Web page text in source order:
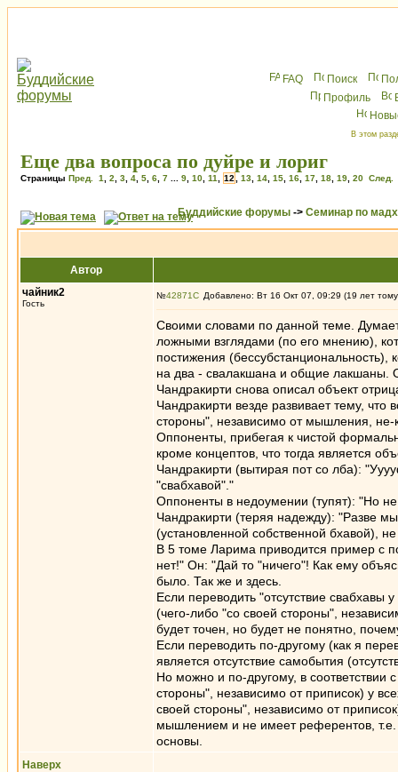
FAQ Поиск
Профиль
В этом
Еще два вопроса по дуйре и лориг
Страницы Пред. 1 2 3 4 5 6 7 9 10 11 12 13 14 15 16 17 18 19 20 След.
Буддийские форумы -> Семинар по
Автор
чайник2
Гость
№42871 Добавлено: Вт 16 Окт 07, 09:29 (19 лет
Своими словами по данной теме.
ложными взглядами (по его мнению),
постижения (бессубстанциональность),
на два - свалакшана и общие лакшаны.
Чандракирти снова описал объект
Чандракирти везде развивает тему,
стороны", независимо от мышления,
Оппоненты, прибегая к чистой
кроме концептов, что тогда является
Чандракирти (вытирая пот со лба):
"свабхавой"."
Оппоненты в недоумении (тупят): "Но
Чандракирти (теряя надежду): "Разве
(установленной собственной бхавой),
В 5 томе Ларима приводится пример с
нет!" Он: "Дай то "ничего"! Как ему
было. Так же и здесь.
Если переводить "отсутствие
(чего-либо "со своей стороны",
будет точен, но будет не понятно,
Если переводить по-другому (как я
является отсутствие самобытия
Но можно и по-другому, в соответствии
стороны", независимо от приписок) у
своей стороны", независимо от
мышлением и не имеет референтов,
основы.
Наверх